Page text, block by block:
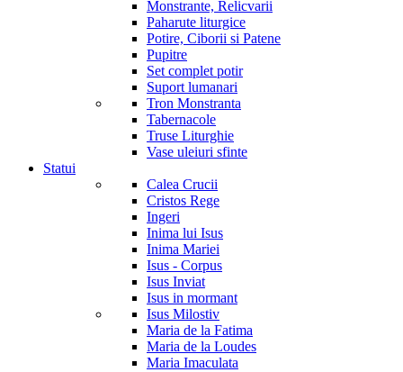
Monstrante, Relicvarii
Paharute liturgice
Potire, Ciborii si Patene
Pupitre
Set complet potir
Suport lumanari
Tron Monstranta
Tabernacole
Truse Liturghie
Vase uleiuri sfinte
Statui
Calea Crucii
Cristos Rege
Ingeri
Inima lui Isus
Inima Mariei
Isus - Corpus
Isus Inviat
Isus in mormant
Isus Milostiv
Maria de la Fatima
Maria de la Loudes
Maria Imaculata